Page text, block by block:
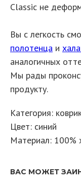
Classic не
Вы с легкость
полотенца и
аналогичных
Мы рады
продукту.
Категория:
Цвет: синий
Материал: 100%
ВАС МОЖЕТ